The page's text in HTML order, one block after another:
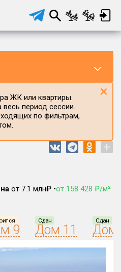
ЖК или квартиры.
весь период сессии.
по фильтрам,
×
+
от 7.1 млн₽ •от 158 428 ₽/м²
9
Сдан
Дом 11
Сдан
Дом